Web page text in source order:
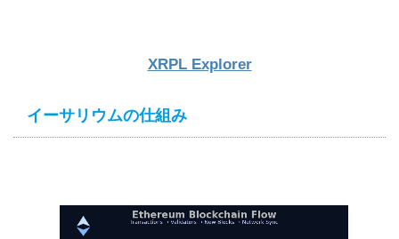
XRPL Explorer
イーサリウムの仕組み